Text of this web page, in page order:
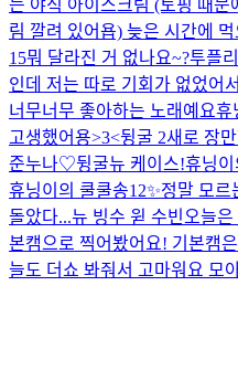
는 야식 아이스크림 (토핑 때문
림 깔려 있어욥) 늦은 시간에
15뭐 달라진 거 없나요~?투플
인데 저는 따로 기회가 없었어
너무너무 좋아하는 노래예요휴
고생했어용>3<뒹굴 2새로 장
준누나♡뒹굴뉴 케이스!휴닝이
휴닝이의 쿨쿨송12✨정말 모르
돌았다...뉴 빙수 윋 수빈 오늘은
본캠으로 찍어봤어요! 기본캠
늘도 더쇼 봐줘서 고마워요 모